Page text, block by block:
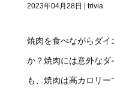
2023年04月28日 trivia
焼肉を食べながらダ
か？焼肉には意外な
も、焼肉は高カロリ